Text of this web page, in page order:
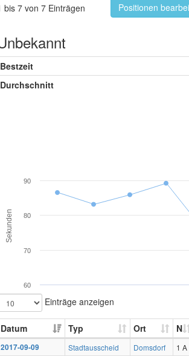
bis 7 von 7 Einträgen Positionen
Bestzeit
Durchschnitt
Sekunden
60
70
80
90
Einträge anzeigen
Datum Typ Ort N
2017-09-09 Stadtausscheid Domsdorf
1 A